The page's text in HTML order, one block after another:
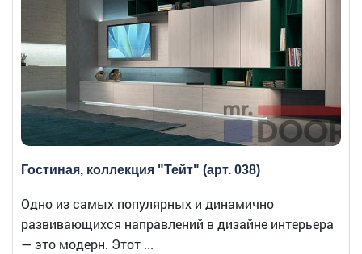
Гостиная, коллекция "Тейт" (арт. 038)
Одно из самых популярных и динамично
развивающихся направлений в дизайне интерьера
— это модерн. Этот ...